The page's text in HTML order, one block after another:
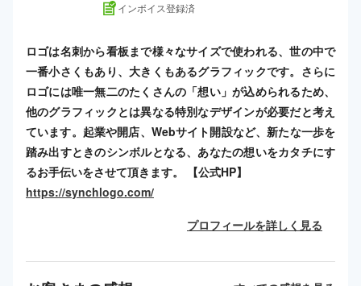
インボイス登録済
ロゴは名刺から看板まで様々なサイズで使われる、世の中で
一番小さくもあり、大きくもあるグラフィックです。さらに
ロゴには唯一無二のたくさんの「想い」が込められるため、
他のグラフィックとは異なる特別なデザインが必要だと考え
ています。起業や開店、Webサイト開設など、新たな一歩を
踏み出すときのシンボルとなる、あなたの想いをカタチにす
るお手伝いをさせて頂きます。 【公式HP】
https://synchlogo.com/
プロフィールを詳しく見る